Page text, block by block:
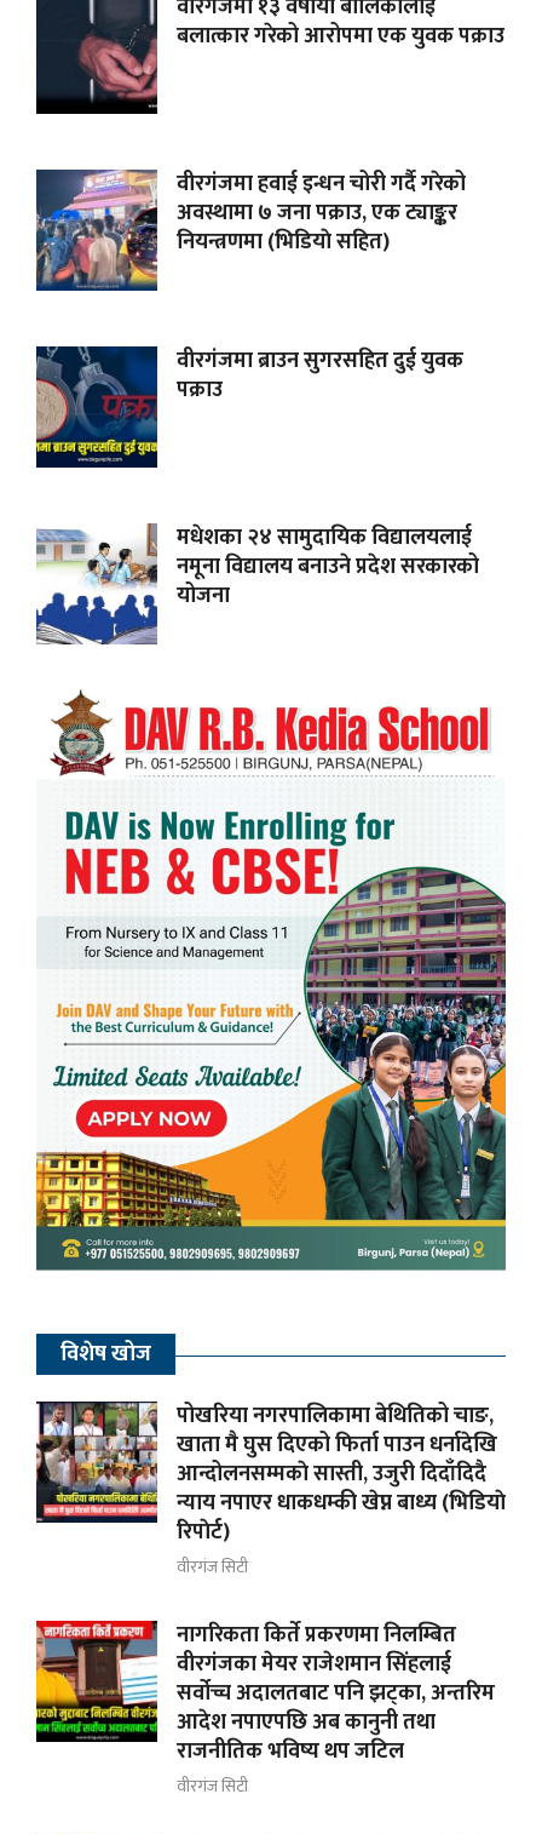
वीरगंजमा १३ वर्षीया बालिकालाई
बलात्कार गरेको आरोपमा एक युवक पक्राउ
वीरगंजमा हवाई इन्धन चोरी गर्दै गरेको
अवस्थामा ७ जना पक्राउ, एक ट्याङ्कर
नियन्त्रणमा (भिडियाे सहित)
वीरगंजमा ब्राउन सुगरसहित दुई युवक
पक्राउ
मधेशका २४ सामुदायिक विद्यालयलाई
नमूना विद्यालय बनाउने प्रदेश सरकारको
योजना
विशेष खोज
पोखरिया नगरपालिकामा बेथितिको चाङ,
खाता मै घुस दिएको फिर्ता पाउन धर्नादेखि
आन्दोलनसम्मकाे सास्ती, उजुरी दिदाँदिदै
न्याय नपाएर धाकधम्की खेप्न बाध्य (भिडियाे
रिपाेर्ट)
वीरगंज सिटी
नागरिकता किर्ते प्रकरणमा निलम्बित
वीरगंजका मेयर राजेशमान सिंहलाई
सर्वोच्च अदालतबाट पनि झट्का, अन्तरिम
आदेश नपाएपछि अब कानुनी तथा
राजनीतिक भविष्य थप जटिल
वीरगंज सिटी